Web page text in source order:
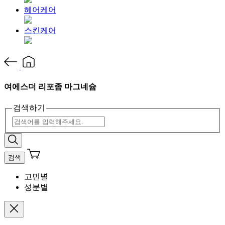
헤어케어
스킨케어
여에스더 리포좀 마그네슘
검색하기
검색
고민별
성분별